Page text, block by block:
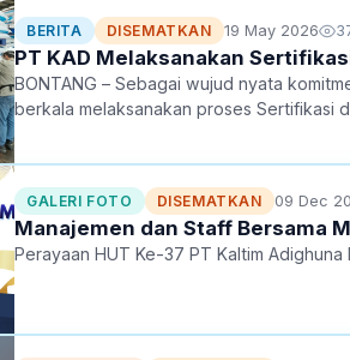
BERITA DISEMATKAN 19 May 2026
PT KAD Melaksanakan
BONTANG – Sebagai wujud nyata
berkala melaksanakan proses Sertifikasi
GALERI FOTO DISEMATKAN 09 Dec
Manajemen dan Staff Bersama
Perayaan HUT Ke-37 PT Kaltim